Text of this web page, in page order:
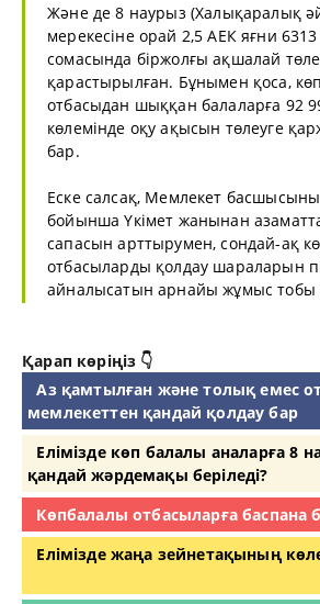
Және де 8 наурыз (Халықаралық
мерекесіне орай 2,5 АЕК яғни 6313
сомасында біржолғы ақшалай
қарастырылған. Бұнымен қоса,
отбасыдан шыққан балаларға 92
көлемінде оқу ақысын төлеуге
бар.
Еске салсақ, Мемлекет
бойынша Үкімет жанынан
сапасын арттырумен, сондай-ақ
отбасыларды қолдау шараларын
айналысатын арнайы жұмыс тобы
Қарап көріңіз 👇
Аз қамтылған және толық емес
мемлекеттен қандай қолдау бар
Елімізде көп балалы аналарға 8
қандай жәрдемақы беріледі?
Көпбалалы отбасыларға баспана
Елімізде жаңа зейнетақының